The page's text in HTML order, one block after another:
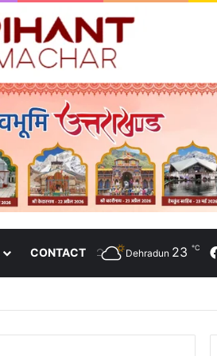
CONTACT Dehradun 23 ℃